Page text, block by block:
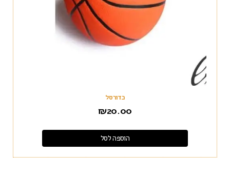
כדורסל
₪20.00
הוספה לסל